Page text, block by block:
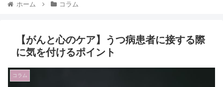
ホーム コラム
【がんと心のケア】うつ病患者に接する際
に気を付けるポイント
コラム